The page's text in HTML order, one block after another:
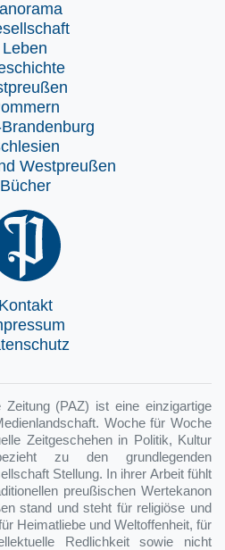
Leben
Westpreußen
Bücher
Kontakt
Zeitung (PAZ) ist eine einzigartige
Woche für Woche
Zeitgeschehen in Politik, Kultur
zu den grundlegenden
Stellung. In ihrer Arbeit fühlt
preußischen Wertekanon
stand und steht für religiöse und
Heimatliebe und Weltoffenheit, für
Redlichkeit sowie nicht